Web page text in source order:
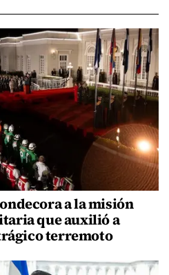
a la misión
que auxilió a
terremoto